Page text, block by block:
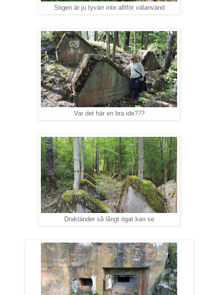
Stigen är ju tyvärr inte alltför välanvänd
Var det här en bra ide???
Draktänder så långt ögat kan se